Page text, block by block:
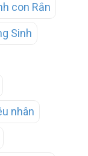
con Rắn
Sinh
nhân